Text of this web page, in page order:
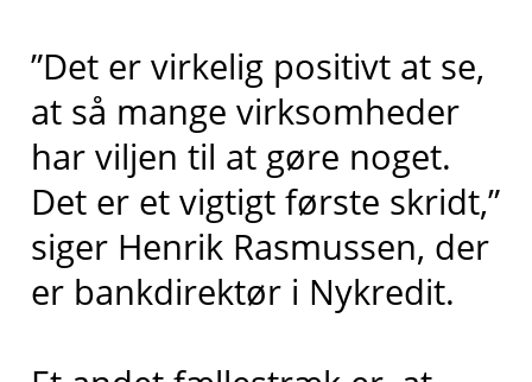
”Det er virkelig positivt at se,
at så mange virksomheder
har viljen til at gøre noget.
Det er et vigtigt første skridt,”
siger Henrik Rasmussen, der
er bankdirektør i Nykredit.